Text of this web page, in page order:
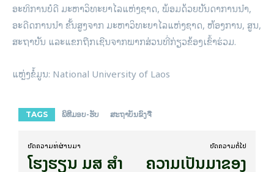
ອະທິການບໍດີ ມະຫາວິທະຍາໄລແຫ່ງຊາດ, ພ້ອມດ້ວຍບັນດາການນໍາ,
ອະດີດການນໍາ ຂັ້ນສູງຈາກ ມະຫາວິທະຍາໄລແຫ່ງຊາດ, ຫ້ອງການ, ສູນ,
ສະຖາບັນ ແລະແຂກຖືກເຊີນຈາກພາກສ່ວນທີ່ກ່ຽວຂ້ອງເຂົ້າຮ່ວມ.
ແຫຼ່ງຂໍ້ມູນ: National University of Laos
TAGS ພິທີມອບ-ຮັບ ສະຖາບັນຂົງຈື
ບົດ​ຄວາມ​ທີ່​ຜ່ານ​ມາ
ໂຮງຮຽນ ມສ ສໍາ
ບົດ​ຄວາມ​ຕໍ່​ໄປ
ຄວາມເປັນມາຂອງ